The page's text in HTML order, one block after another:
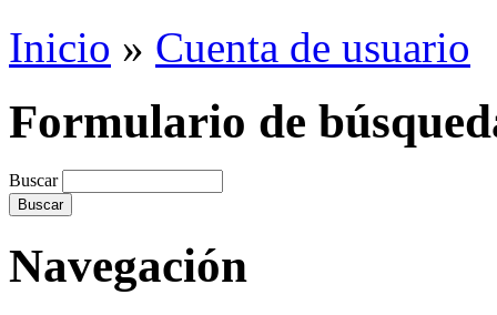
Inicio » Cuenta de usuario
Formulario de
Buscar
Navegación